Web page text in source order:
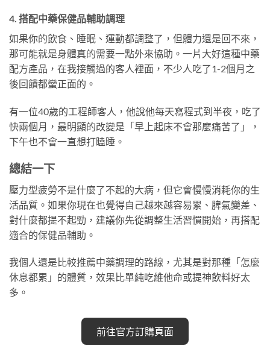
4. 搭配中藥保健品輔助調理
如果你的飲食、睡眠、運動都調整了，但體力還是回不來，
那可能就是身體真的需要一點外來協助。一片大好這種中藥
配方產品，在我接觸過的客人裡面，不少人吃了1-2個月之
後回饋都蠻正面的。
有一位40歲的工程師客人，他說他每天寫程式到半夜，吃了
快兩個月，最明顯的改變是「早上起床不會那麼痛苦了」，
下午也不會一直想打瞌睡。
總結一下
壓力型疲勞不是什麼了不起的大病，但它會慢慢消耗你的生
活品質。如果你現在也覺得自己越來越容易累、脾氣變差、
對什麼都提不起勁，建議你先從調整生活習慣開始，再搭配
適合的保健品輔助。
我個人還是比較推薦中藥調理的路線，尤其是對那種「怎麼
休息都累」的體質，效果比單純吃維他命或提神飲料好太
多。
前往官方訂購頁面